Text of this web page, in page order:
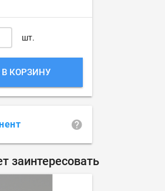
шт.
КОРЗИНУ
заинтересовать